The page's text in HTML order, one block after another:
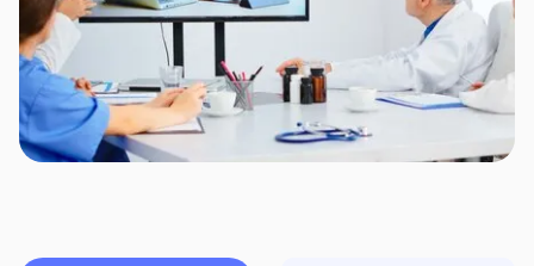
смерті співробітника;
розмір компенсації заздалегідь визначаєте
саме Ви, як керівник, самостійно обираючи ту
чи іншу страхову суму для своїх
співробітників;
Отже, дбайте про здоров’я своїх співробітників, а